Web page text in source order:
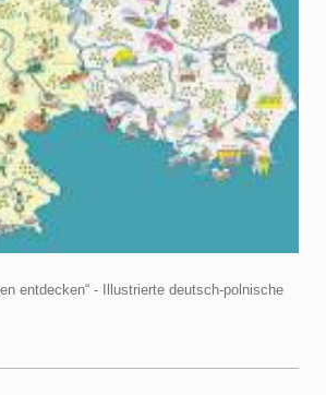
entdecken“ - Illustrierte deutsch-polnische